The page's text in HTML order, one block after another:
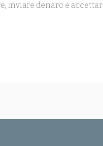
inviare denaro e